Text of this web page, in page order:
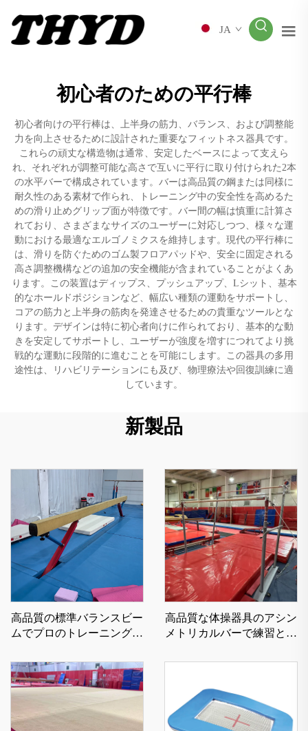
JA
初心者のための平行棒
初心者向けの平行棒は、上半身の筋力、バランス、および調整能
力を向上させるために設計された重要なフィットネス器具です。
これらの頑丈な構造物は通常、安定したベースによって支えら
れ、それぞれが調整可能な高さで互いに平行に取り付けられた2本
の水平バーで構成されています。バーは高品質の鋼または同様に
耐久性のある素材で作られ、トレーニング中の安全性を高めるた
めの滑り止めグリップ面が特徴です。バー間の幅は慎重に計算さ
れており、さまざまなサイズのユーザーに対応しつつ、様々な運
動における最適なエルゴノミクスを維持します。現代の平行棒に
は、滑りを防ぐためのゴム製フロアパッドや、安全に固定される
高さ調整機構などの追加の安全機能が含まれていることがよくあ
ります。この装置はディップス、プッシュアップ、Lシット、基本
的なホールドポジションなど、幅広い種類の運動をサポートし、
コアの筋力と上半身の筋肉を発達させるための貴重なツールとな
ります。デザインは特に初心者向けに作られており、基本的な動
きを安定してサポートし、ユーザーが強度を増すにつれてより挑
戦的な運動に段階的に進むことを可能にします。この器具の多用
途性は、リハビリテーションにも及び、物理療法や回復訓練に適
しています。
新製品
高品質の標準バランスビー
ムでプロのトレーニングに
高品質な体操器具のアシン
メトリカルバーで練習と競